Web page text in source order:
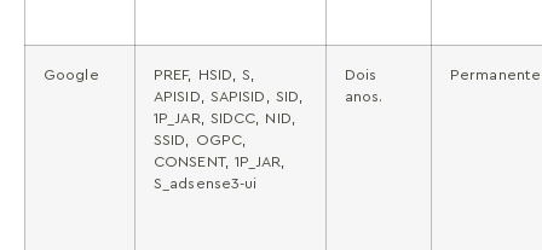
Google
PREF, HSID, S,
APISID, SAPISID, SID,
1P_JAR, SIDCC, NID,
SSID, OGPC,
CONSENT, 1P_JAR,
S_adsense3-ui
Dois
anos.
Permanente